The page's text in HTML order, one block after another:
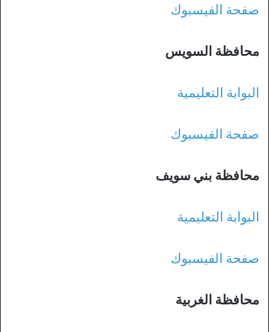
صفحة الفيسبوك
محافظة السويس
البوابة التعليمية
صفحة الفيسبوك
محافظة بني سويف
البوابة التعليمية
صفحة الفيسبوك
محافظة الغربية